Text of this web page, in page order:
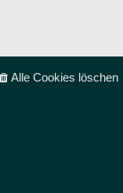
Alle Cookies löschen